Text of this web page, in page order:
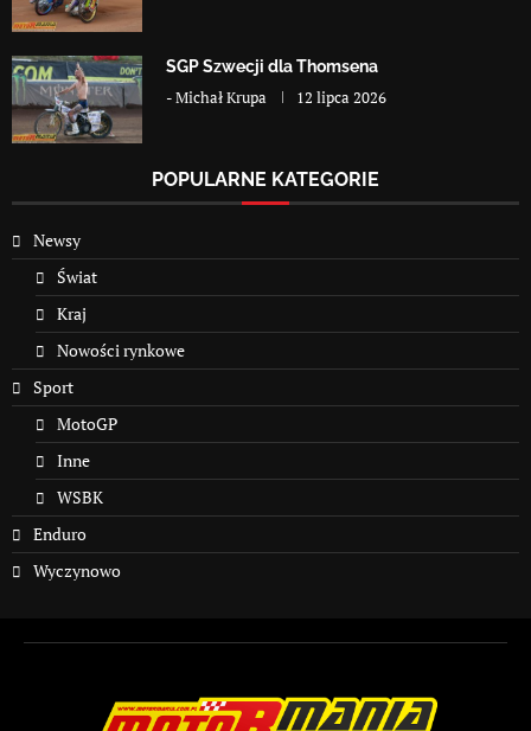
SGP Szwecji dla Thomsena
-Michał Krupa 12 lipca 2026
POPULARNE KATEGORIE
Newsy
Świat
Kraj
Nowości rynkowe
Sport
MotoGP
Inne
WSBK
Enduro
Wyczynowo